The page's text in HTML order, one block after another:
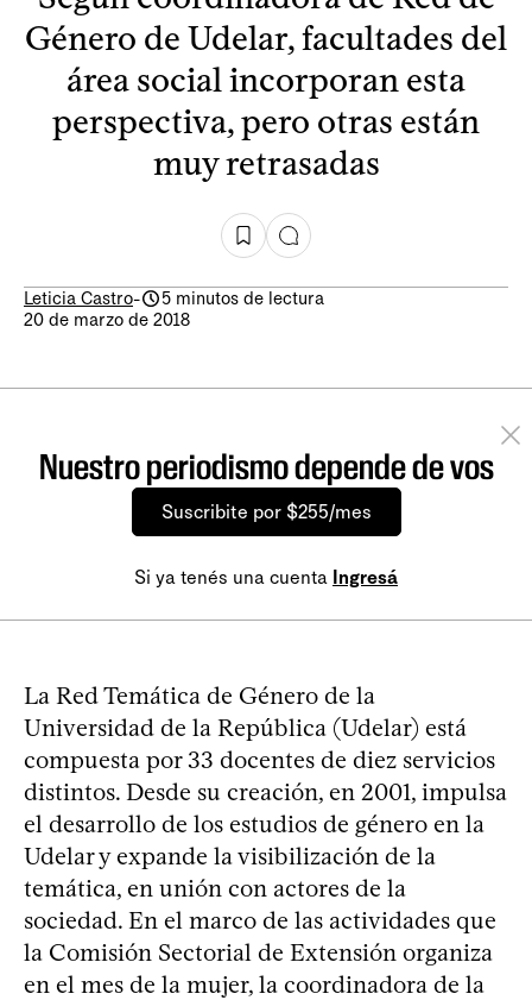
Género de Udelar, facultades del
área social incorporan esta
perspectiva, pero otras están
muy retrasadas
Leticia Castro-
5 minutos de lectura
20 de marzo de 2018
Nuestro periodismo depende de vos
Suscribite por $255/mes
Si ya tenés una cuenta Ingresá
La Red Temática de Género de la
Universidad de la República (Udelar) está
compuesta por 33 docentes de diez servicios
distintos. Desde su creación, en 2001, impulsa
el desarrollo de los estudios de género en la
Udelar y expande la visibilización de la
temática, en unión con actores de la
sociedad. En el marco de las actividades que
la Comisión Sectorial de Extensión organiza
en el mes de la mujer, la coordinadora de la